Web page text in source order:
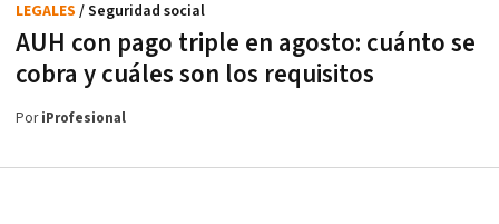
AUH con pago triple en agosto: cuánto se
cobra y cuáles son los requisitos
LEGALES / Seguridad social
PoriProfesional